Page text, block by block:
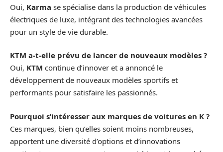
Oui, Karma se spécialise dans la production de véhicules
électriques de luxe, intégrant des technologies avancées
pour un style de vie durable.
KTM a-t-elle prévu de lancer de nouveaux modèles ?
Oui, KTM continue d’innover et a annoncé le
développement de nouveaux modèles sportifs et
performants pour satisfaire les passionnés.
Pourquoi s’intéresser aux marques de voitures en K ?
Ces marques, bien qu’elles soient moins nombreuses,
apportent une diversité d’options et d’innovations